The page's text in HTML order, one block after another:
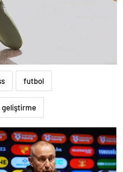
futbol
geliştirme